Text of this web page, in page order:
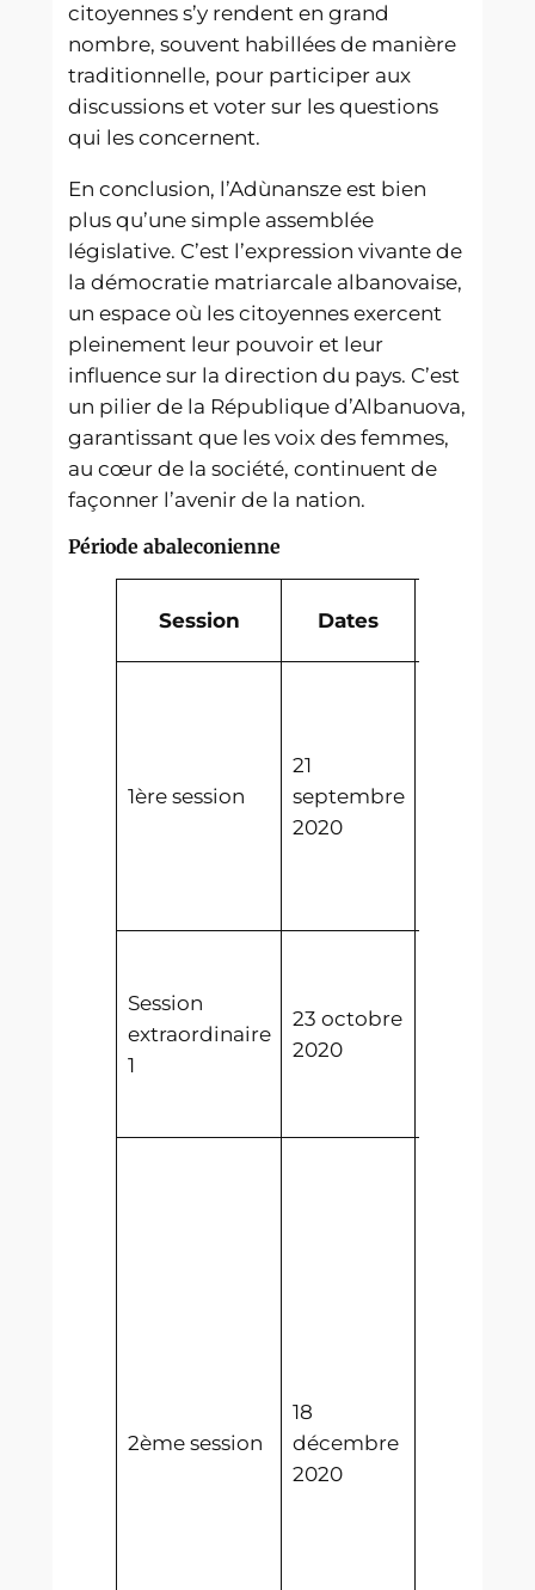
citoyennes s’y rendent en grand
nombre, souvent habillées de manière
traditionnelle, pour participer aux
discussions et voter sur les questions
qui les concernent.
En conclusion, l’Adùnansze est bien
plus qu’une simple assemblée
législative. C’est l’expression vivante de
la démocratie matriarcale albanovaise,
un espace où les citoyennes exercent
pleinement leur pouvoir et leur
influence sur la direction du pays. C’est
un pilier de la République d’Albanuova,
garantissant que les voix des femmes,
au cœur de la société, continuent de
façonner l’avenir de la nation.
Période abaleconienne
Session Dates
1ère session
21
septembre
2020
Session
extraordinaire
1
23 octobre
2020
2ème session
18
décembre
2020